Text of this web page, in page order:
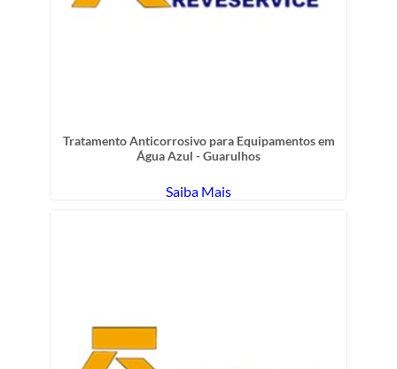
Tratamento Anticorrosivo para Equipamentos em
Água Azul - Guarulhos
Saiba Mais